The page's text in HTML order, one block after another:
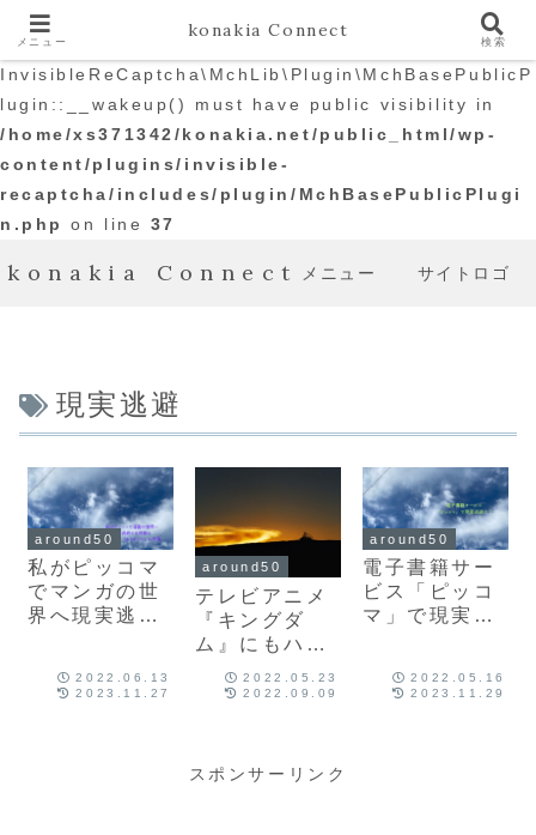
Warning
InvisibleReCaptcha\MchLib\Plugin\MchBasePublicP
lugin::__wakeup() must have public visibility in
/home/xs371342/konakia.net/public_html/wp-
content/plugins/invisible-
recaptcha/includes/plugin/MchBasePublicPlugi
n.php
on line 37
konakia Connect メニュー サイトロゴ
現実逃避
around50
私がピッコマ
でマンガの世
界へ現実逃避
「ありがと
2022.06.13
2023.11.27
around50
テレビアニメ
『キングダ
ム』にもハマ
っています！
2022.05.23
2022.09.09
around50
電子書籍サー
ビス「ピッコ
マ」で現実逃
2022.05.16
2023.11.29
スポンサーリンク
メニュー konakia Connect 検索